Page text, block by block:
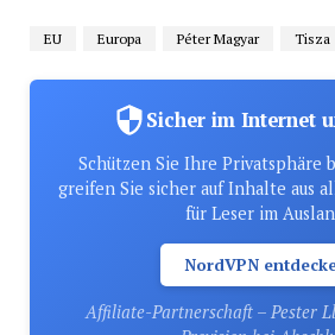
EU Europa Péter Magyar Tisza
Sicher im Internet
Schützen Sie Ihre Privatsphäre
greifen Sie sicher auf Inhalte aus
für Leser im
NordVPN
Affiliate-Partnerschaft – Pester